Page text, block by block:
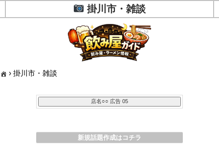
掛川市・雑談
› 掛川市・雑談
新規話題作成はコチラ